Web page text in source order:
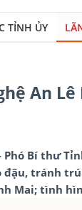
TỈNH ỦY
An
Phó Bí thư
tránh
Mai; tình